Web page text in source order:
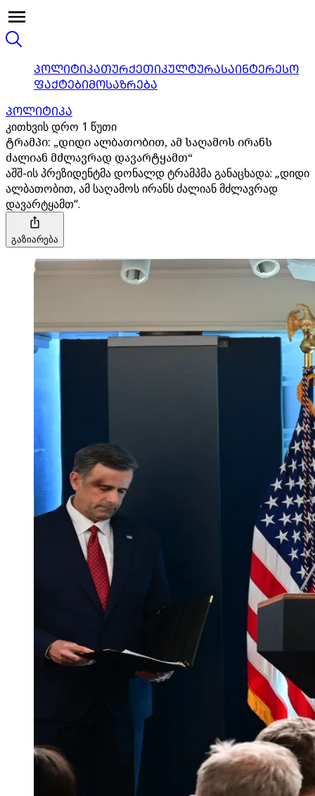
ᲞᲝᲚᲘᲢᲘᲙᲐᲗᲣᲠᲥᲔᲗᲘᲙᲣᲚᲢᲣᲠᲐᲡᲐᲘᲜᲢᲔᲠᲔᲡᲝ
ᲤᲐᲥᲢᲔᲑᲘᲛᲝᲡᲐᲖᲠᲔᲑᲐ
ᲞᲝᲚᲘᲢᲘᲙᲐ
კითხვის დრო 1 წუთი
ტრამპი: „დიდი ალბათობით, ამ საღამოს ირანს
ძალიან მძლავრად დავარტყამთ“
აშშ-ის პრეზიდენტმა დონალდ ტრამპმა განაცხადა: „დიდი
ალბათობით, ამ საღამოს ირანს ძალიან მძლავრად
დავარტყამთ“.
გაზიარება